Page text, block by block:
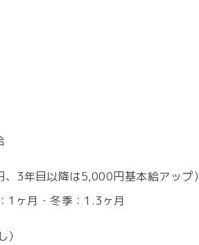
3年目以降は5,000円基本給アップ）
ヶ月・冬季：1.3ヶ月